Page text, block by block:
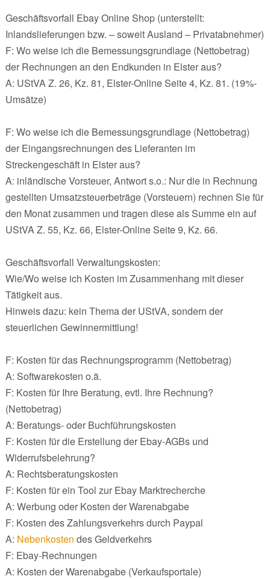
Geschäftsvorfall Ebay Online Shop (unterstellt:
Inlandslieferungen bzw. – soweit Ausland – Privatabnehmer)
F: Wo weise ich die Bemessungsgrundlage (Nettobetrag)
der Rechnungen an den Endkunden in Elster aus?
A: UStVA Z. 26, Kz. 81, Elster-Online Seite 4, Kz. 81. (19%-
Umsätze)
F: Wo weise ich die Bemessungsgrundlage (Nettobetrag)
der Eingangsrechnungen des Lieferanten im
Streckengeschäft in Elster aus?
A: inländische Vorsteuer, Antwort s.o.: Nur die in Rechnung
gestellten Umsatzsteuerbeträge (Vorsteuern) rechnen Sie für
den Monat zusammen und tragen diese als Summe ein auf
UStVA Z. 55, Kz. 66, Elster-Online Seite 9, Kz. 66.
Geschäftsvorfall Verwaltungskosten:
Wie/Wo weise ich Kosten im Zusammenhang mit dieser
Tätigkeit aus.
Hinweis dazu: kein Thema der UStVA, sondern der
steuerlichen Gewinnermittlung!
F: Kosten für das Rechnungsprogramm (Nettobetrag)
A: Softwarekosten o.ä.
F: Kosten für Ihre Beratung, evtl. Ihre Rechnung?
(Nettobetrag)
A: Beratungs- oder Buchführungskosten
F: Kosten für die Erstellung der Ebay-AGBs und
Widerrufsbelehrung?
A: Rechtsberatungskosten
F: Kosten für ein Tool zur Ebay Marktrecherche
A: Werbung oder Kosten der Warenabgabe
F: Kosten des Zahlungsverkehrs durch Paypal
A: Nebenkosten des Geldverkehrs
F: Ebay-Rechnungen
A: Kosten der Warenabgabe (Verkaufsportale)